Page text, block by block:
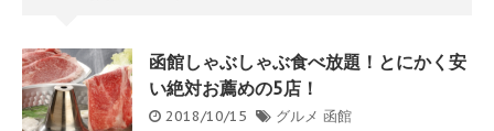
函館しゃぶしゃぶ食べ放題！とにかく安
い絶対お薦めの5店！
2018/10/15 グルメ 函館